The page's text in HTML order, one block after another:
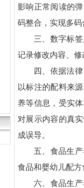
影响正常阅读的
码整合，实现多码
三、数字标
记录修改内容、
四、依据法
以标注的配料来
养等信息，受实
对展示内容的真
成误导。
五、食品生
食品和婴幼儿配
六、食品生